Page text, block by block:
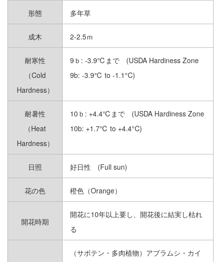
形態 多年草
成木 2-2.5ｍ
耐寒性
（Cold
Hardness）
9ｂ: -3.9℃まで (USDA Hardiness Zone
9b: -3.9℃ to -1.1°C)
耐暑性
（Heat
Hardness）
10ｂ: +4.4℃まで (USDA Hardiness Zone
10b: +1.7℃ to +4.4°C)
日照 好日性 (Full sun)
花の色 橙色（Orange）
開花時期
開花に10年以上要し、開花後に結実し枯れ
る
（サボテン・多肉植物）アブラムシ・カイ
アロエ&ユーフォルビア｜ALOE &
EUPHORBIA
コーデックス｜CAUDEX
エケベリア｜ECHEVERIA
多肉植物 その他｜SUCCULENTS
PLANTS ＆ FLOWERS
オーストラリアンプランツ｜
グラス＆ハーブ｜GRASS ＆ HARBS
TILLANDSIAS